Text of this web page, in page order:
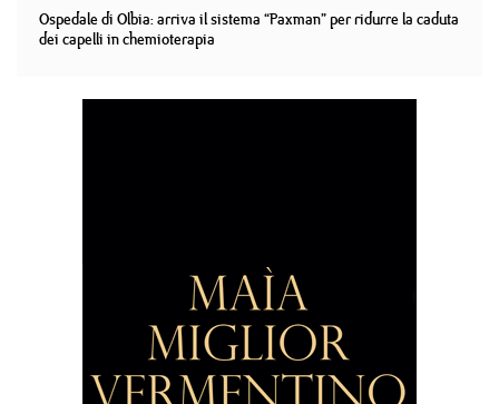
Ospedale di Olbia: arriva il sistema “Paxman” per ridurre la caduta
dei capelli in chemioterapia